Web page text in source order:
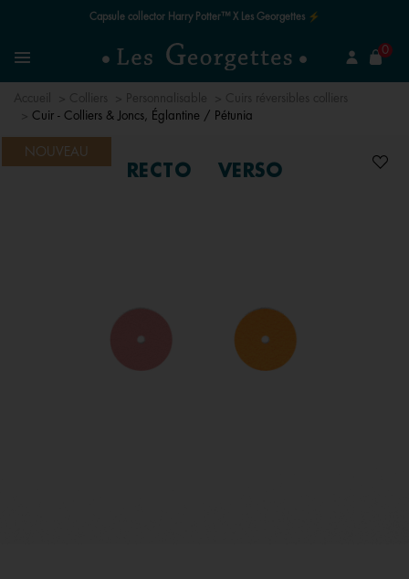
Capsule collector Harry Potter™ X Les Georgettes ⚡
MenuRecherchez un bijou
0
Cuir - Colliers & Joncs, Églantine / Pétunia
NOUVEAU
RECTO VERSO